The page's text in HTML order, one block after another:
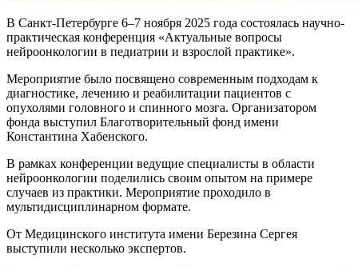
В Санкт-Петербурге 6–7 ноября 2025 года состоялась научно-
практическая конференция «Актуальные вопросы
нейроонкологии в педиатрии и взрослой практике».
Мероприятие было посвящено современным подходам к
диагностике, лечению и реабилитации пациентов с
опухолями головного и спинного мозга. Организатором
фонда выступил Благотворительный фонд имени
Константина Хабенского.
В рамках конференции ведущие специалисты в области
нейроонкологии поделились своим опытом на примере
случаев из практики. Мероприятие проходило в
мультидисциплинарном формате.
От Медицинского института имени Березина Сергея
выступили несколько экспертов.